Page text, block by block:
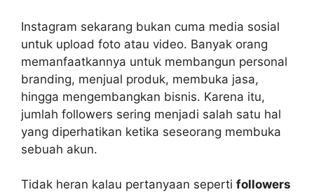
Instagram sekarang bukan cuma media sosial
untuk upload foto atau video. Banyak orang
memanfaatkannya untuk membangun personal
branding, menjual produk, membuka jasa,
hingga mengembangkan bisnis. Karena itu,
jumlah followers sering menjadi salah satu hal
yang diperhatikan ketika seseorang membuka
sebuah akun.
Tidak heran kalau pertanyaan seperti followers